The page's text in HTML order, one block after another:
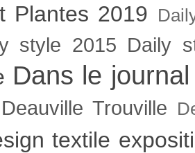
Plantes 2019
style 2015 Daily
Dans le journal
Deauville Trouville
textile